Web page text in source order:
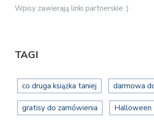
Wpisy zawierają linki partnerskie :)
TAGI
co druga książka taniej darmowa
gratisy do zamówienia Halloween